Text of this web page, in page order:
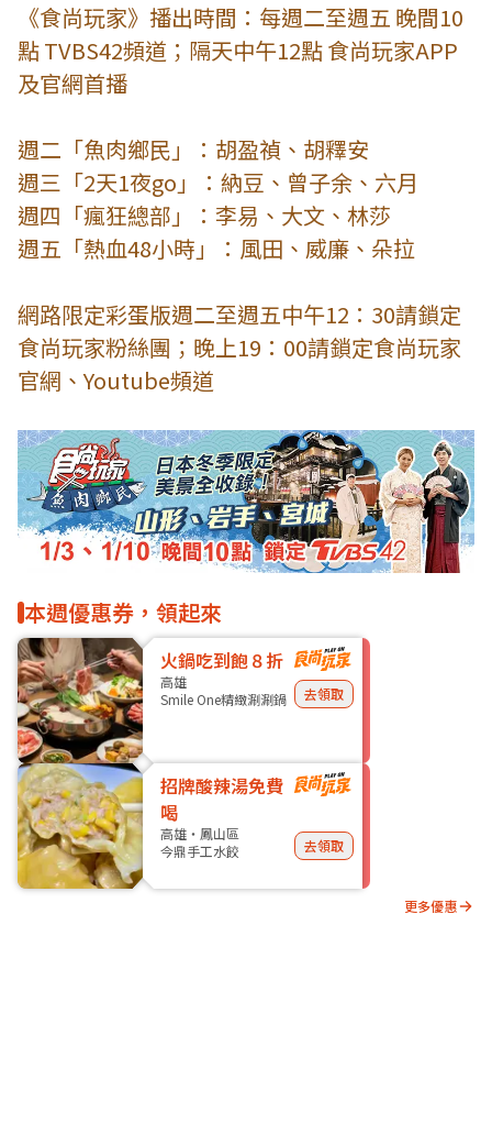
《食尚玩家》播出時間：每週二至週五 晚間10
點 TVBS42頻道；隔天中午12點 食尚玩家APP
及官網首播
週二「魚肉鄉民」：胡盈禎、胡釋安
週三「2天1夜go」：納豆、曾子余、六月
週四「瘋狂總部」：李易、大文、林莎
週五「熱血48小時」：風田、威廉、朵拉
網路限定彩蛋版週二至週五中午12：30請鎖定
食尚玩家粉絲團；晚上19：00請鎖定食尚玩家
官網、Youtube頻道
本週優惠券，領起來
火鍋吃到飽８折
高雄
Smile One精緻涮涮鍋
去領取
招牌酸辣湯免費
喝
高雄・鳳山區
今鼎手工水餃
去領取
更多優惠